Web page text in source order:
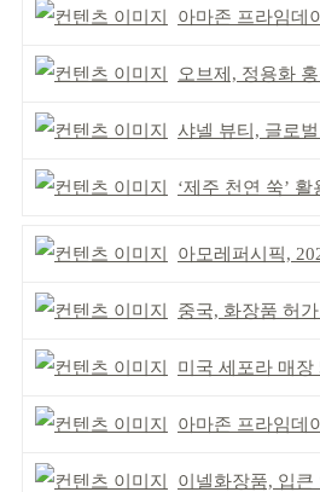
아마존 프라임데
오브제, 정용화 홍콩
샤넬 뷰티, 글로벌 앰버
‘제주 천연 쑥’ 활용 주름
아모레퍼시픽, 2026
중국, 화장품 허가·등록
미국 세포라 매장 580곳
아마존 프라임데
이넬화장품, 입큰 ‘